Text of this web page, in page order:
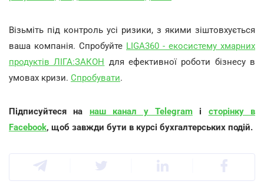
Візьміть під контроль усі ризики, з якими зіштовхується
ваша компанія. Спробуйте LIGA360 - екосистему хмарних
продуктів ЛІГА:ЗАКОН для ефективної роботи бізнесу в
умовах кризи. Спробувати.
Підписуйтеся на наш канал у Telegramі сторінку в
Facebook, щоб завжди бути в курсі бухгалтерських подій.